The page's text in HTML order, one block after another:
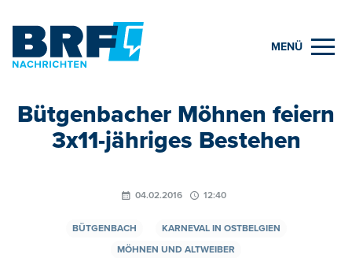
MENÜ
Bütgenbacher Möhnen feiern
3x11-jähriges Bestehen
04.02.2016 12:40
BÜTGENBACH
KARNEVAL IN OSTBELGIEN
MÖHNEN UND ALTWEIBER